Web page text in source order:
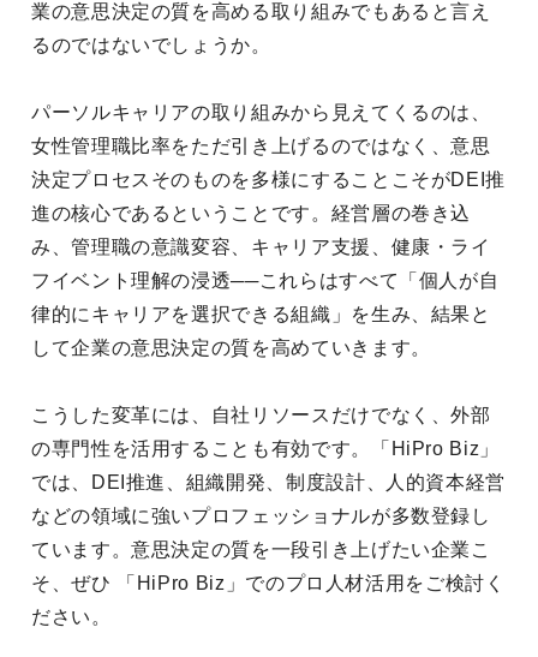
業の意思決定の質を高める取り組みでもあると言え
るのではないでしょうか。
パーソルキャリアの取り組みから見えてくるのは、
女性管理職比率をただ引き上げるのではなく、意思
決定プロセスそのものを多様にすることこそがDEI推
進の核心であるということです。経営層の巻き込
み、管理職の意識変容、キャリア支援、健康・ライ
フイベント理解の浸透──これらはすべて「個人が自
律的にキャリアを選択できる組織」を生み、結果と
して企業の意思決定の質を高めていきます。
こうした変革には、自社リソースだけでなく、外部
の専門性を活用することも有効です。「HiPro Biz」
では、DEI推進、組織開発、制度設計、人的資本経営
などの領域に強いプロフェッショナルが多数登録し
ています。意思決定の質を一段引き上げたい企業こ
そ、ぜひ 「HiPro Biz」でのプロ人材活用をご検討く
ださい。